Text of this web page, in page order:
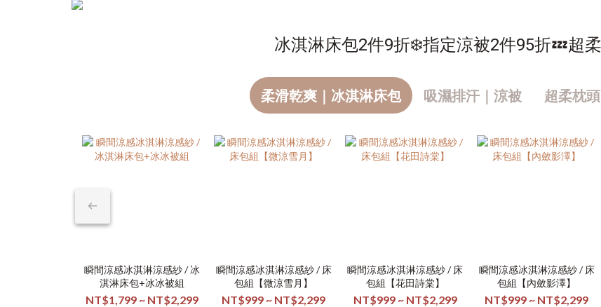
冰淇淋床包2件9折❄️指定涼被2件95折💤超
柔滑乾爽｜冰淇淋床包 吸濕排汗｜涼被 超柔枕
瞬間涼感冰淇淋涼感紗 / 冰
淇淋床包+冰冰被組
NT$1,799 ~ NT$2,299
瞬間涼感冰淇淋涼感紗 / 床
包組【微涼雪月】
NT$999 ~ NT$2,299
瞬間涼感冰淇淋涼感紗 / 床
包組【花田詩棠】
NT$999 ~ NT$2,299
瞬間涼感冰淇淋涼感紗 / 床
包組【內斂影澤】
NT$999 ~ NT$2,299